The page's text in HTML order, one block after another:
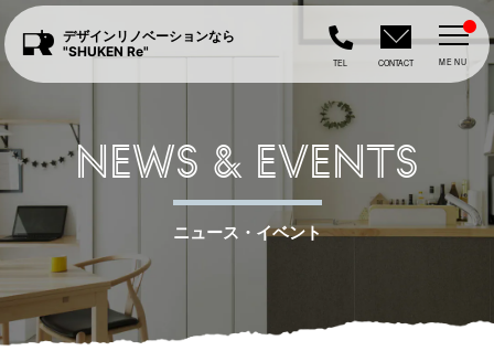
デザインリノベーションなら
"SHUKEN Re"
TEL CONTACT MENU
NEWS & EVENTS
ニュース・イベント